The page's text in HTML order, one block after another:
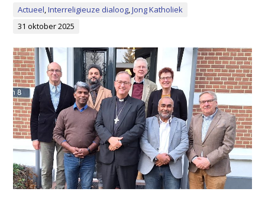
Actueel,Interreligieuze dialoog,Jong Katholiek
31 oktober 2025